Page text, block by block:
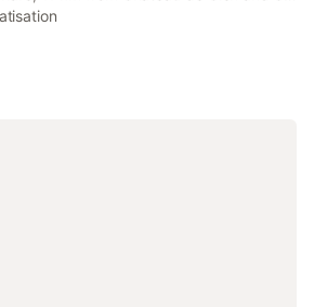
sur-Loire. There is a private entrance
for the convenience of those who...